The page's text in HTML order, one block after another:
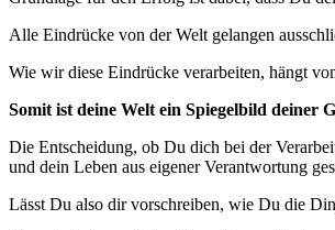
Alle Eindrücke von der Welt gelangen
Wie wir diese Eindrücke verarbeiten, hängt
Somit ist deine Welt ein Spiegelbild deiner
Die Entscheidung, ob Du dich bei der
und dein Leben aus eigener Verantwortung
Lässt Du also dir vorschreiben, wie Du die